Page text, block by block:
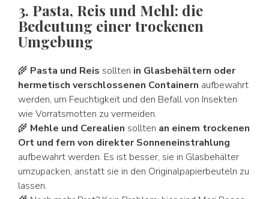
3. Pasta, Reis und Mehl: die
Bedeutung einer trockenen
Umgebung
🌾 Pasta und Reis sollten in Glasbehältern oder
hermetisch verschlossenen Containern aufbewahrt
werden, um Feuchtigkeit und den Befall von Insekten
wie Vorratsmotten zu vermeiden.
🌾 Mehle und Cerealien sollten an einem trockenen
Ort und fern von direkter Sonneneinstrahlung
aufbewahrt werden. Es ist besser, sie in Glasbehälter
umzupacken, anstatt sie in den Originalpapierbeuteln zu
lassen.